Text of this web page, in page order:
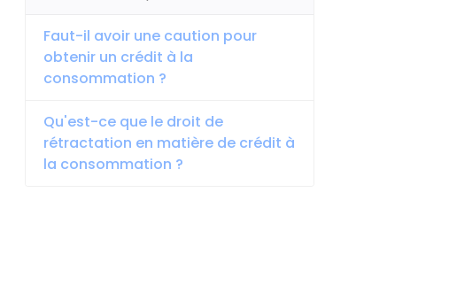
Faut-il avoir une caution pour
obtenir un crédit à la
consommation ?
Qu'est-ce que le droit de
rétractation en matière de crédit à
la consommation ?